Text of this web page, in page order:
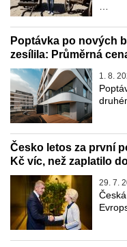
Poptávka po nových
zesílila: Průměrná
1. 8.
Česko letos za první
Kč víc, než zaplatilo
29. 7.